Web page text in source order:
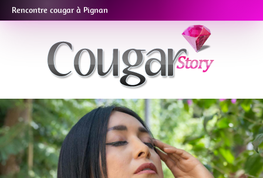
Rencontre cougar à Pignan